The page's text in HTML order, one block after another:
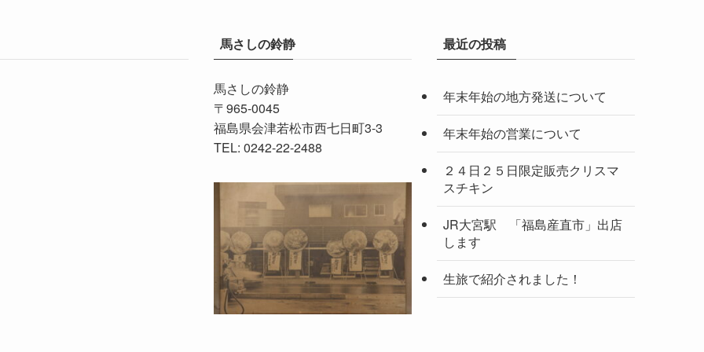
馬さしの鈴静
馬さしの鈴静
〒965-0045
福島県会津若松市西七日町3-3
TEL: 0242-22-2488
最近の投稿
年末年始の地方発送について
年末年始の営業について
２４日２５日限定販売クリスマ
スチキン
JR大宮駅 「福島産直市」出店
します
生旅で紹介されました！